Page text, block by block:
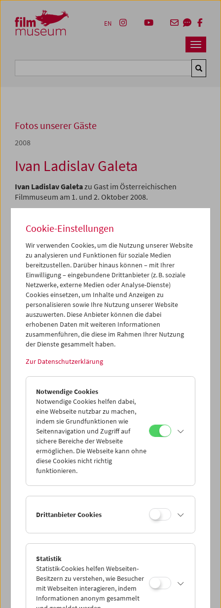
Zum Inhalt
Zum Hauptmenü
Zur Servicenavigation
Zum Suche
Navbar
EN
Fotos unserer Gäste
2008
Ivan Ladislav Galeta
Ivan Ladislav Galetazu Gast im Österreichischen
Filmmuseum am 1. und 2. Oktober 2008.
< zurück zur Übersicht
Cookie-Einstellungen
Wir verwenden Cookies, um die Nutzung unserer Website
zu analysieren und Funktionen für soziale Medien
bereitzustellen. Darüber hinaus können – mit Ihrer
Einwilligung – eingebundene Drittanbieter (z. B. soziale
Netzwerke, externe Medien oder Analyse-Dienste)
Cookies einsetzen, um Inhalte und Anzeigen zu
personalisieren sowie Ihre Nutzung unserer Website
auszuwerten. Diese Anbieter können die dabei
erhobenen Daten mit weiteren Informationen
zusammenführen, die diese im Rahmen Ihrer Nutzung
der Dienste gesammelt haben.
Zur Datenschutzerklärung
Notwendige Cookies
Notwendige Cookies helfen dabei,
eine Webseite nutzbar zu machen,
indem sie Grundfunktionen wie
Seitennavigation und Zugriff auf
sichere Bereiche der Webseite
ermöglichen. Die Webseite kann ohne
diese Cookies nicht richtig
funktionieren.
Drittanbieter Cookies
Statistik
Statistik-Cookies helfen Webseiten-
Besitzern zu verstehen, wie Besucher
mit Webseiten interagieren, indem
Informationen anonym gesammelt